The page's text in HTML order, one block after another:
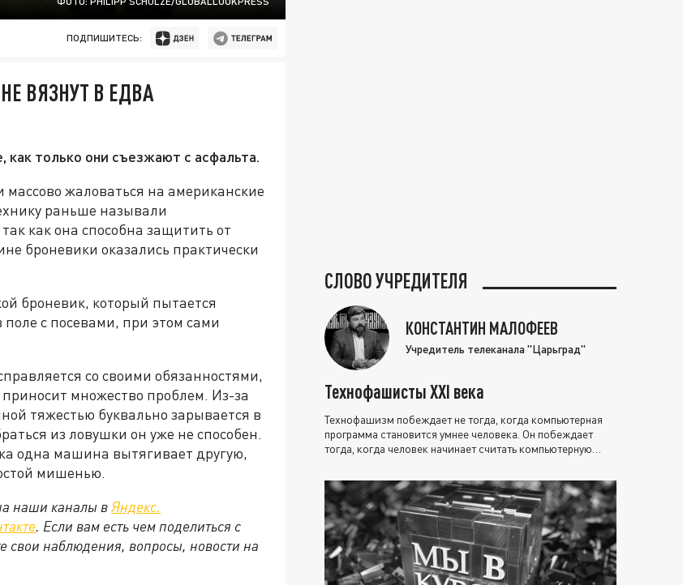
ПОДПИШИТЕСЬ:
ВЯЗНУТ В ЕДВА
только они съезжают с асфальта.
жаловаться на американские
раньше называли
как она способна защитить от
броневики оказались практически
броневик, который пытается
с посевами, при этом сами
со своими обязанностями,
множество проблем. Из-за
тяжестью буквально зарывается в
из ловушки он уже не способен.
одна машина вытягивает другую,
мишенью.
наши каналы вЯндекс.
. Если вам есть чем поделиться с
наблюдения, вопросы, новости на
СЛОВО УЧРЕДИТЕЛЯ
КОНСТАНТИН МАЛОФЕЕВ
Учредитель телеканала "Царьград"
Технофашисты XXI века
Технофашизм побеждает не тогда, когда компьютерная
программа становится умнее человека. Он побеждает
тогда, когда человек начинает считать компьютерную